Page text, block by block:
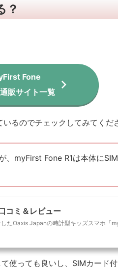
？
Fone
販サイト一覧
るのでチェックしてみてくだ
、myFirst Fone R1は本体に
コミ＆レビュー
たOaxis Japanの時計型キッズスマホ「
使っても良いし、SIMカード